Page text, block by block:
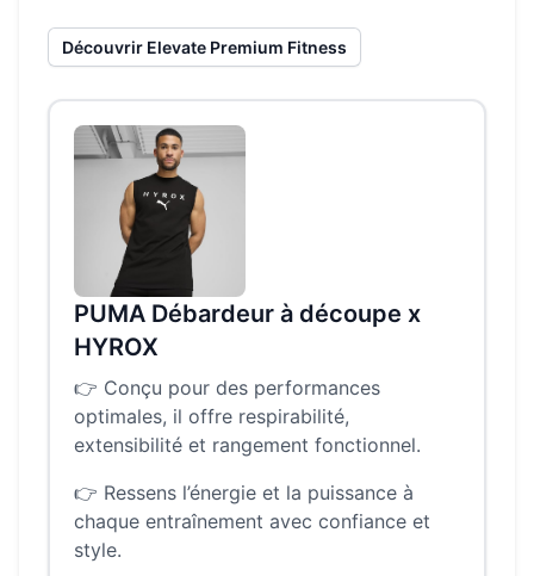
Découvrir Elevate Premium Fitness
PUMA Débardeur à découpe x
HYROX
👉 Conçu pour des performances
optimales, il offre respirabilité,
extensibilité et rangement fonctionnel.
👉 Ressens l’énergie et la puissance à
chaque entraînement avec confiance et
style.